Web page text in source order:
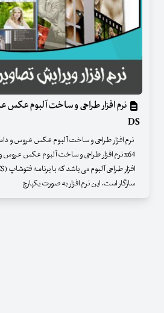
DS
سازگار است. این نرم افزار به صورت یکپارچ